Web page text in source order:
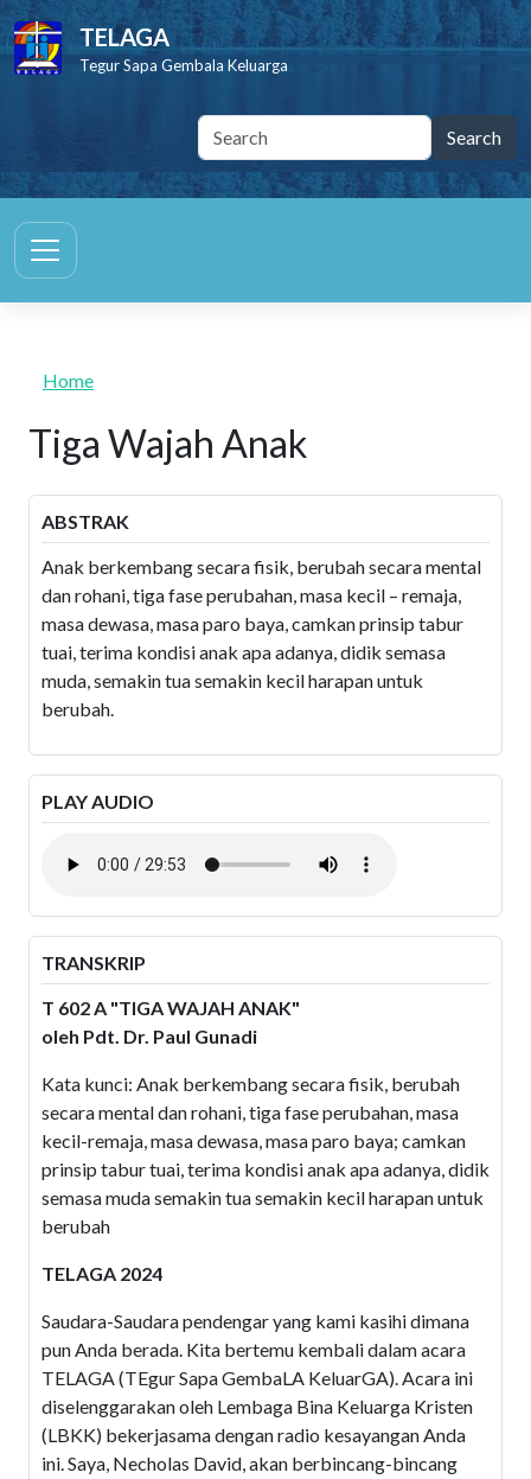
Skip to main content
TELAGA
Tegur Sapa Gembala Keluarga
Home
Tiga Wajah Anak
ABSTRAK
Anak berkembang secara fisik, berubah secara mental
dan rohani, tiga fase perubahan, masa kecil – remaja,
masa dewasa, masa paro baya, camkan prinsip tabur
tuai, terima kondisi anak apa adanya, didik semasa
muda, semakin tua semakin kecil harapan untuk
berubah.
PLAY AUDIO
TRANSKRIP
T 602 A "TIGA WAJAH ANAK"
oleh Pdt. Dr. Paul Gunadi
Kata kunci: Anak berkembang secara fisik, berubah
secara mental dan rohani, tiga fase perubahan, masa
kecil-remaja, masa dewasa, masa paro baya; camkan
prinsip tabur tuai, terima kondisi anak apa adanya, didik
semasa muda semakin tua semakin kecil harapan untuk
berubah
TELAGA 2024
Saudara-Saudara pendengar yang kami kasihi dimana
pun Anda berada. Kita bertemu kembali dalam acara
TELAGA (TEgur Sapa GembaLA KeluarGA). Acara ini
diselenggarakan oleh Lembaga Bina Keluarga Kristen
(LBKK) bekerjasama dengan radio kesayangan Anda
ini. Saya, Necholas David, akan berbincang-bincang